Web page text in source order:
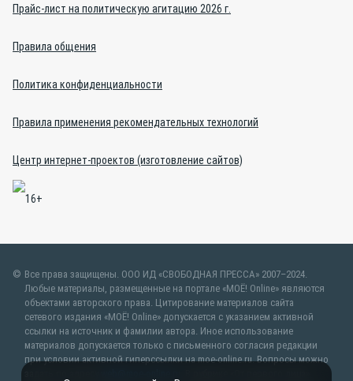
Прайс-лист на политическую агитацию 2026 г.
Правила общения
Политика конфиденциальности
Правила применения рекомендательных технологий
Центр интернет-проектов (изготовление сайтов)
Все права защищены. ООО ИД «СВОБОДНАЯ ПРЕССА» 2007–2024.
Любые материалы, размещенные на портале «МОЁ! Online» являются
объектами авторского права. Цитирование материалов сайта
сетевого издания «МОЁ! Online» допускается с указанием активной
ссылки на источник и фамилии автора. Иное использование
материалов допускается только с письменного согласия редакции
при условии активной гиперссылки на moe-online.ru. Вопросы можно